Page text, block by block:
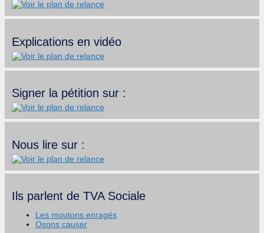
Explications en vidéo
Signer la pétition sur :
Nous lire sur :
Ils parlent de TVA Sociale
Les moutons enragés
Osons causer